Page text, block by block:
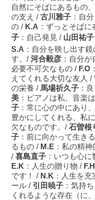
自然にそばにあるもの
の支え / 古川雅子 ：自
の / K.A ：ずっとそば
子 ：自己発見 / 山田祐子
S.A ：自分を映し出す
す。/ 河合毅彦 ：自分
必要不可欠なもの / F.O
えてくれる大切な友人 /
の栄養 / 馬場祈久子 ：
美 ：ピアノは私、音楽
子 ：常に心の中にあり
豊かにしてくれる、私
欠なものです。/ 石曽根
子 ：前に向かって生き
るもの / M.E ：私の精
/ 喜島直子 ：いつも心
E.K ：人生の贈り物 / F.H
です！ / N.K ：人生を
ール / 引田暁子 ：気持
くれるような存在（に